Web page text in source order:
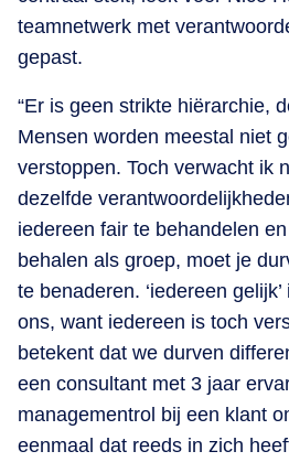
teamnetwerk met
gepast.
“Er is geen strikte hiërarchie,
Mensen worden meestal niet
verstoppen. Toch verwacht ik
dezelfde
iedereen fair te behandelen
behalen als groep, moet je
te benaderen. ‘iedereen
ons, want iedereen is toch
betekent dat we durven
een consultant met 3 jaar
managementrol bij een klant
eenmaal dat reeds in zich